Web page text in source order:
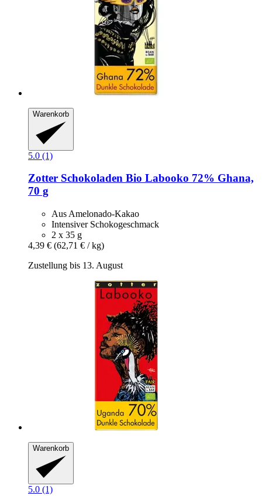
Warenkorb
5.0 (1)
Zotter Schokoladen Bio Labooko 72% Ghana,
70 g
Aus Amelonado-Kakao
Intensiver Schokogeschmack
2 x 35 g
4,39 € (62,71 € / kg)
Zustellung bis 13. August
Warenkorb
5.0 (1)